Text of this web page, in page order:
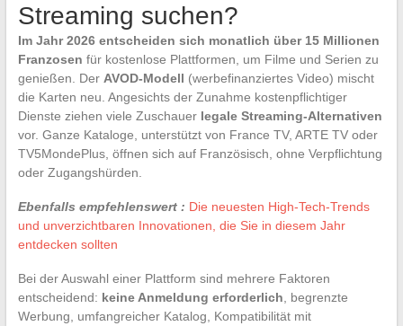
Streaming suchen?
Im Jahr 2026 entscheiden sich monatlich über 15 Millionen
Franzosen für kostenlose Plattformen, um Filme und Serien zu
genießen. Der AVOD-Modell (werbefinanziertes Video) mischt
die Karten neu. Angesichts der Zunahme kostenpflichtiger
Dienste ziehen viele Zuschauer legale Streaming-Alternativen
vor. Ganze Kataloge, unterstützt von France TV, ARTE TV oder
TV5MondePlus, öffnen sich auf Französisch, ohne Verpflichtung
oder Zugangshürden.
Ebenfalls empfehlenswert : Die neuesten High-Tech-Trends
und unverzichtbaren Innovationen, die Sie in diesem Jahr
entdecken sollten
Bei der Auswahl einer Plattform sind mehrere Faktoren
entscheidend: keine Anmeldung erforderlich , begrenzte
Werbung, umfangreicher Katalog, Kompatibilität mit